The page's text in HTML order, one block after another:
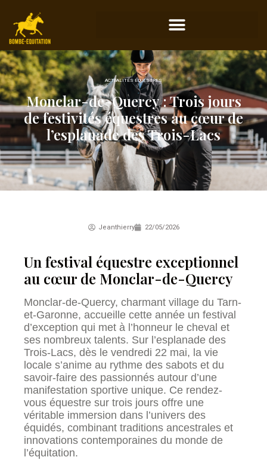
ACTUALITÉS ÉQUESTRES
Monclar-de-Quercy : Trois jours
de festivités équestres au cœur de
l’esplanade des Trois-Lacs
Jeanthierry 22/05/2026
Un festival équestre exceptionnel
au cœur de Monclar-de-Quercy
Monclar-de-Quercy, charmant village du Tarn-
et-Garonne, accueille cette année un festival
d’exception qui met à l’honneur le cheval et
ses nombreux talents. Sur l’esplanade des
Trois-Lacs, dès le vendredi 22 mai, la vie
locale s’anime au rythme des sabots et du
savoir-faire des passionnés autour d’une
manifestation sportive unique. Ce rendez-
vous équestre sur trois jours offre une
véritable immersion dans l’univers des
équidés, combinant traditions ancestrales et
innovations contemporaines du monde de
l’équitation.